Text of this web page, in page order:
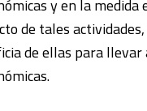
y en la medida
de tales
de ellas para llevar